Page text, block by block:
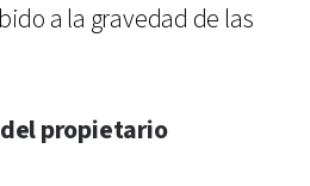
a la gravedad de las
propietario